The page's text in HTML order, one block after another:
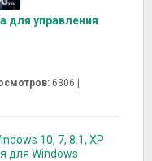
для управления
6306 |
10, 7, 8.1, XP
для Windows